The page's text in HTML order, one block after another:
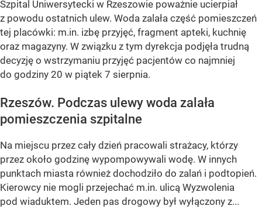
Szpital Uniwersytecki w Rzeszowie poważnie ucierpiał
z powodu ostatnich ulew. Woda zalała część pomieszczeń
tej placówki: m.in. izbę przyjęć, fragment apteki, kuchnię
oraz magazyny. W związku z tym dyrekcja podjęła trudną
decyzję o wstrzymaniu przyjęć pacjentów co najmniej
do godziny 20 w piątek 7 sierpnia.
Rzeszów. Podczas ulewy woda zalała
pomieszczenia szpitalne
Na miejscu przez cały dzień pracowali strażacy, którzy
przez około godzinę wypompowywali wodę. W innych
punktach miasta również dochodziło do zalań i podtopień.
Kierowcy nie mogli przejechać m.in. ulicą Wyzwolenia
pod wiaduktem. Jeden pas drogowy był wyłączony z...